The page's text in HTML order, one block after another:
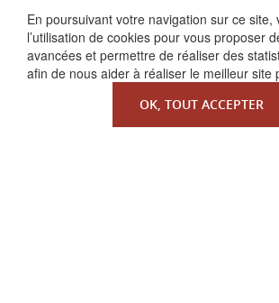
En poursuivant votre navigation sur ce site,
l’utilisation de cookies pour vous proposer
avancées et permettre de réaliser des
afin de nous aider à réaliser le meilleur site
OK, TOUT ACCEPTER
QUI SOMMES-NOUS ?
La Faculté de Droit
Partenaires / mécènes
Liens utiles
MENTIONS LÉGALES